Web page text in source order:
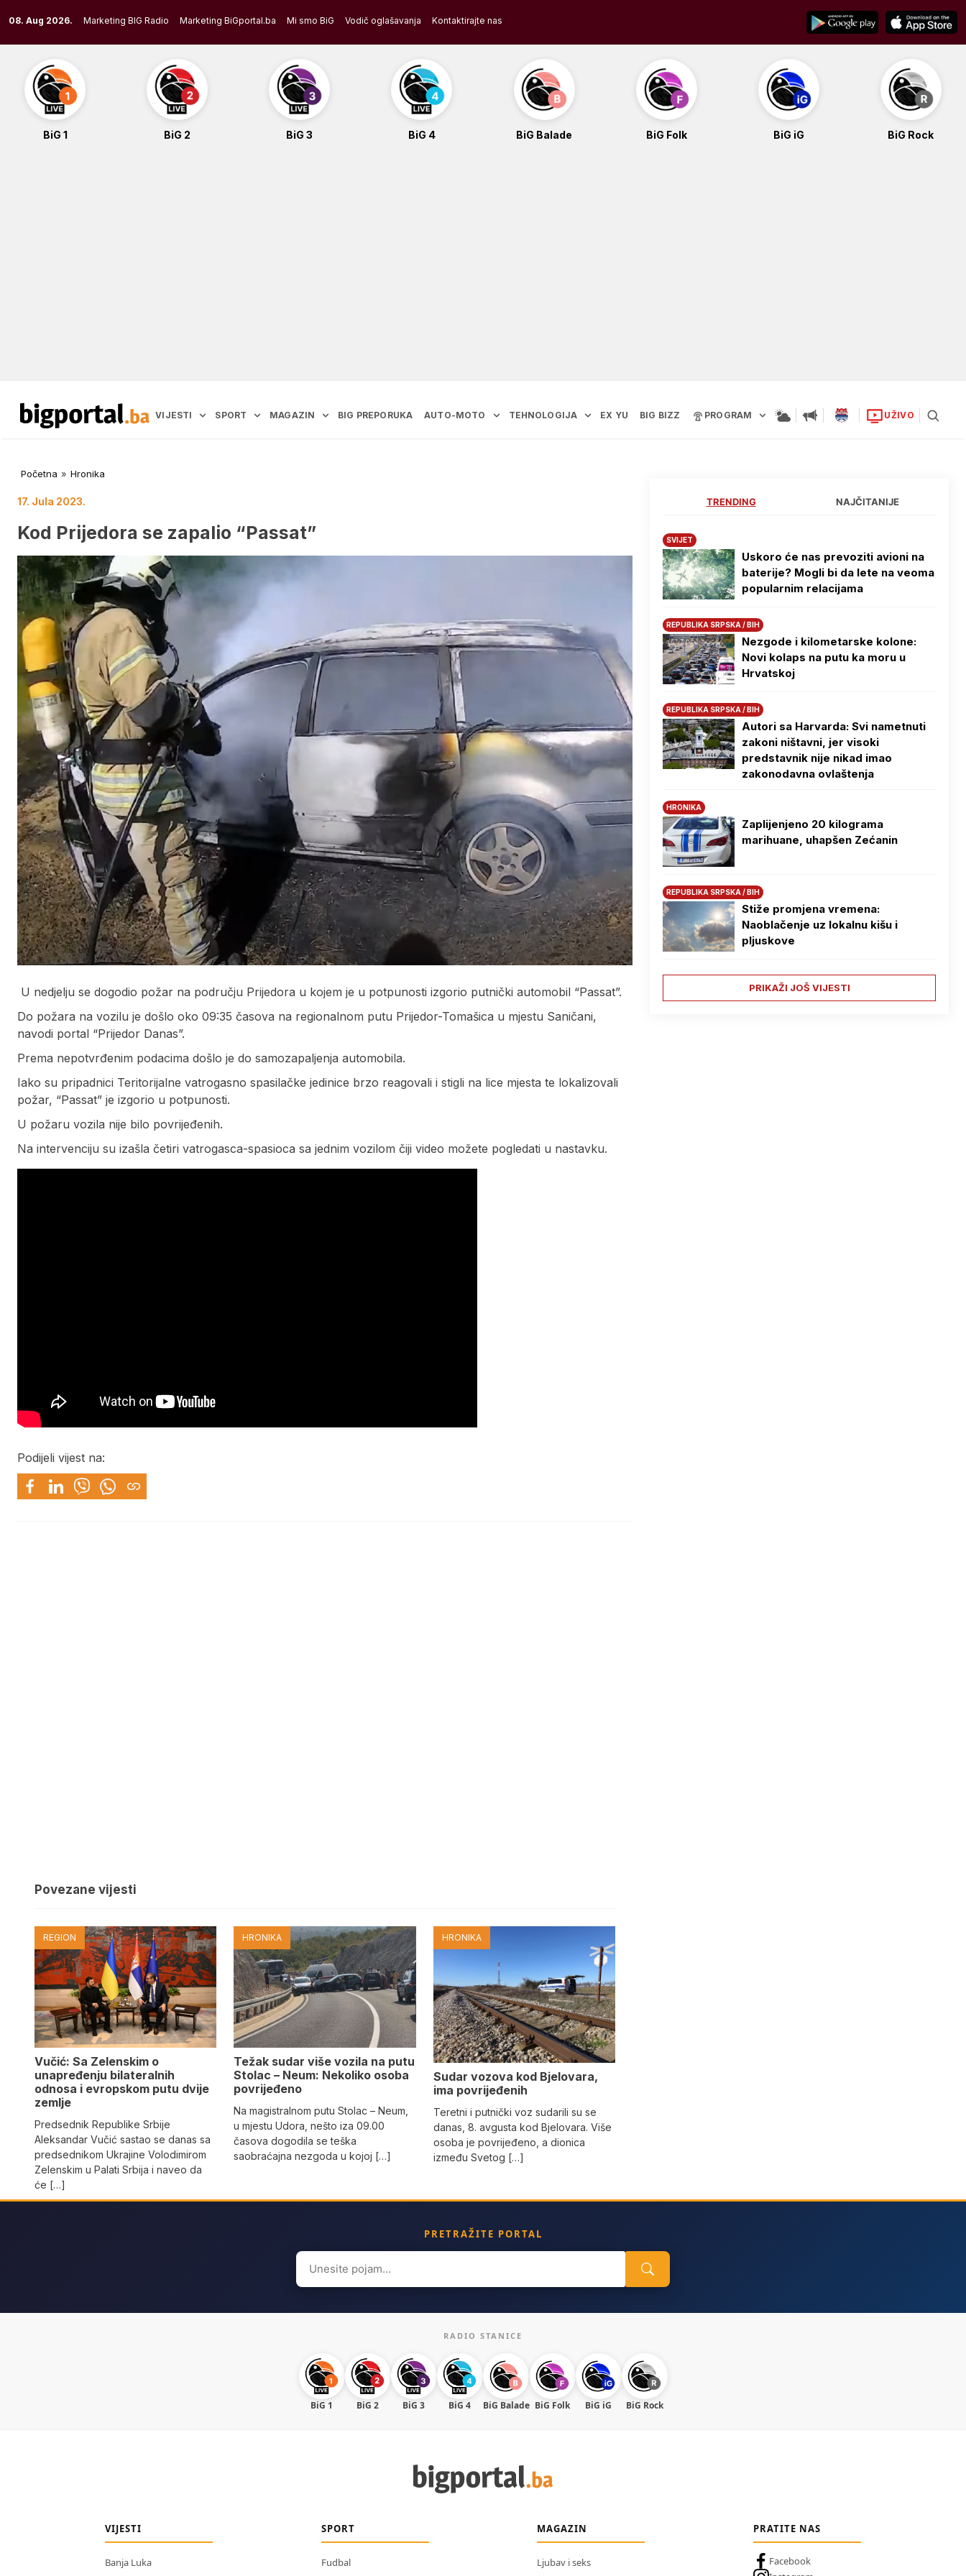
to
content
08. Aug 2026. Marketing BIG Radio Marketing BiGportal.ba Mi smo BiG Vodič oglašavanja Kontaktirajte nas
BiG 1 BiG 2 BiG 3 BiG 4 BiG Balade BiG Folk BiG iG BiG Rock
VIJESTI SPORT MAGAZIN BIG PREPORUKA AUTO-MOTO TEHNOLOGIJA EX YU BIG BIZZ PROGRAM UŽIVO
Početna » Hronika
17. Jula 2023.
Kod Prijedora se zapalio “Passat”
U nedjelju se dogodio požar na području Prijedora u kojem je u potpunosti izgorio putnički automobil “Passat”.
Do požara na vozilu je došlo oko 09:35 časova na regionalnom putu Prijedor-Tomašica u mjestu Saničani,
navodi portal “Prijedor Danas”.
Prema nepotvrđenim podacima došlo je do samozapaljenja automobila.
Iako su pripadnici Teritorijalne vatrogasno spasilačke jedinice brzo reagovali i stigli na lice mjesta te lokalizovali
požar, “Passat” je izgorio u potpunosti.
U požaru vozila nije bilo povrijeđenih.
Na intervenciju su izašla četiri vatrogasca-spasioca sa jednim vozilom čiji video možete pogledati u nastavku.
Podijeli vijest na:
Povezane vijesti
REGION
Vučić: Sa Zelenskim o
unapređenju bilateralnih
odnosa i evropskom putu dvije
zemlje
Predsednik Republike Srbije
Aleksandar Vučić sastao se danas sa
predsednikom Ukrajine Volodimirom
Zelenskim u Palati Srbija i naveo da
će […]
HRONIKA
Težak sudar više vozila na putu
Stolac – Neum: Nekoliko osoba
povrijeđeno
Na magistralnom putu Stolac – Neum,
u mjestu Udora, nešto iza 09.00
časova dogodila se teška
saobraćajna nezgoda u kojoj […]
HRONIKA
Sudar vozova kod Bjelovara,
ima povrijeđenih
Teretni i putnički voz sudarili su se
danas, 8. avgusta kod Bjelovara. Više
osoba je povrijeđeno, a dionica
između Svetog […]
TRENDING NAJČITANIJE
SVIJET
Uskoro će nas prevoziti avioni na
baterije? Mogli bi da lete na veoma
popularnim relacijama
REPUBLIKA SRPSKA / BIH
Nezgode i kilometarske kolone:
Novi kolaps na putu ka moru u
Hrvatskoj
REPUBLIKA SRPSKA / BIH
Autori sa Harvarda: Svi nametnuti
zakoni ništavni, jer visoki
predstavnik nije nikad imao
zakonodavna ovlaštenja
HRONIKA
Zaplijenjeno 20 kilograma
marihuane, uhapšen Zećanin
REPUBLIKA SRPSKA / BIH
Stiže promjena vremena:
Naoblačenje uz lokalnu kišu i
pljuskove
PRIKAŽI JOŠ VIJESTI
PRETRAŽITE PORTAL
Search
for:
RADIO STANICE
BiG 1 BiG 2 BiG 3 BiG 4 BiG Balade BiG Folk BiG iG BiG Rock
VIJESTI
Banja Luka
SPORT
Fudbal
MAGAZIN
Ljubav i seks
PRATITE NAS
Facebook